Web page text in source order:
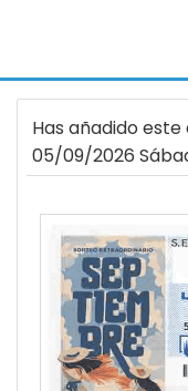
Has añadido
05/09/2026